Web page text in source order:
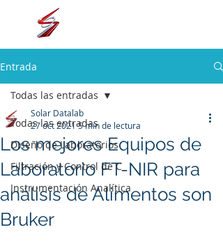
Entrada
Todas las entradas
Diseño de Laboratorios
Filtración y Control de C
Instrumentación Analítica
Todas las entradas
Los mejores Equipos de
Laboratorio FT-NIR para
análisis de Alimentos son
Bruker
Solar Datalab
27 oct 20215 min de lectura